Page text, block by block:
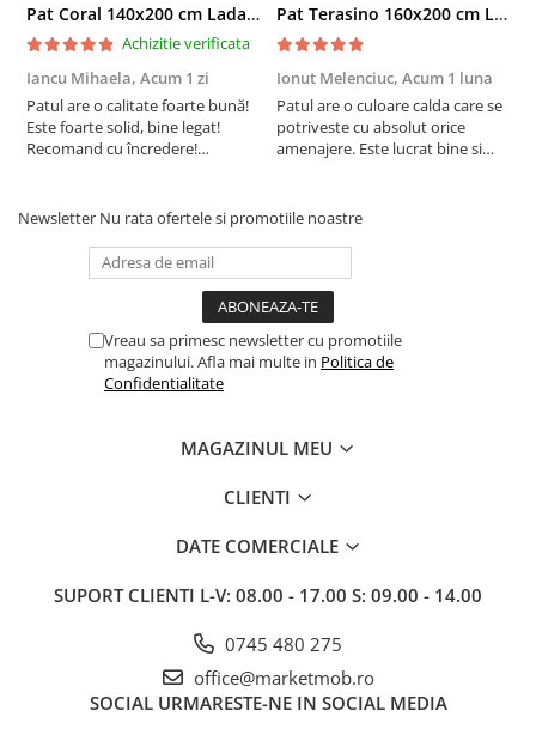
Pat Coral 140x200 cm Lada Depozitare Tapitat Catifea Gri Somiera Inclusa ( ML 2526 )
Achizitie verificata
Iancu Mihaela, Acum 1 zi
Patul are o calitate foarte bună!
Este foarte solid, bine legat!
Recomand cu încredere!
Pat Terasino 160x200 cm Lada Depozitare Tapitat Stofa Bej Somiera Inclusa
Ionut Melenciuc, Acum 1 luna
Patul are o culoare calda care se
potriveste cu absolut orice
amenajere. Este lucrat bine si
drag !
Newsletter Nu rata ofertele si promotiile noastre
Vreau sa primesc newsletter cu promotiile
magazinului. Afla mai multe in Politica de
Confidentialitate
MAGAZINUL MEU
CLIENTI
DATE COMERCIALE
SUPORT CLIENTI L-V: 08.00 - 17.00 S: 09.00 - 14.00
0745 480 275
office@marketmob.ro
SOCIAL URMARESTE-NE IN SOCIAL MEDIA